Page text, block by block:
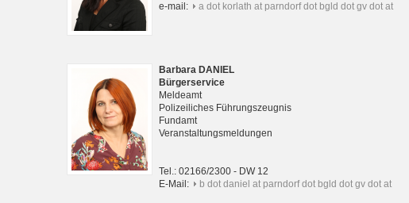
e-mail:
a dot korlath at parndorf dot bgld dot gv dot at
Barbara DANIEL
Bürgerservice
Meldeamt
Polizeiliches Führungszeugnis
Fundamt
Veranstaltungsmeldungen
Tel.: 02166/2300 - DW 12
E-Mail:
b dot daniel at parndorf dot bgld dot gv dot at